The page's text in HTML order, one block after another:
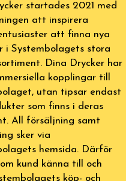
startades 2021 med
att inspirera
att finna nya
i Systembolagets stora
Dina Drycker har
kopplingar till
utan tipsar endast
som finns i deras
All försäljning samt
sker via
hemsida. Därför
kund känna till och
köp- och